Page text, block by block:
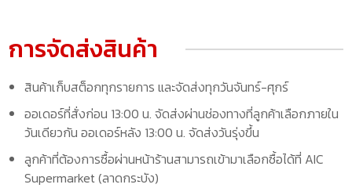
การจัดส่งสินค้า
สินค้าเก็บสต็อกทุกรายการ และจัดส่งทุกวันจันทร์-ศุกร์
ออเดอร์ที่สั่งก่อน 13:00 น. จัดส่งผ่านช่องทางที่ลูกค้าเลือกภายใน
วันเดียวกัน ออเดอร์หลัง 13:00 น. จัดส่งวันรุ่งขึ้น
ลูกค้าที่ต้องการซื้อผ่านหน้าร้านสามารถเข้ามาเลือกซื้อได้ที่ AIC
Supermarket (ลาดกระบัง)